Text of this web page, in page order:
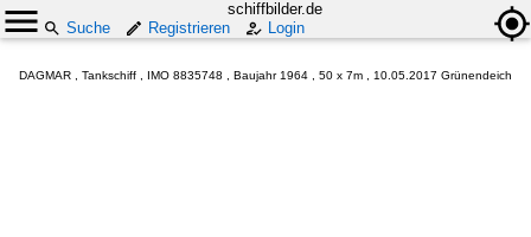
schiffbilder.de
Suche
Registrieren Login
DAGMAR , Tankschiff , IMO 8835748 , Baujahr 1964 , 50 x 7m , 10.05.2017 Grünendeich